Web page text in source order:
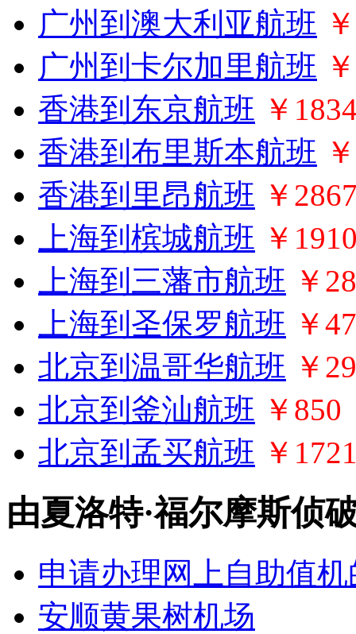
广州到澳大利亚航班
广州到卡尔加里航班
香港到东京航班 ￥
香港到布里斯本航班
香港到里昂航班 ￥
上海到槟城航班 ￥
上海到三藩市航班 ￥
上海到圣保罗航班 ￥
北京到温哥华航班 ￥
北京到釜汕航班 ￥850
北京到孟买航班 ￥
由夏洛特·福尔摩斯侦
申请办理网上自助值
安顺黄果树机场